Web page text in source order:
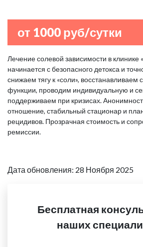
от 1000 руб/сутки
Лечение солевой зависимости в клинике
начинается с безопасного детокса и
снижаем тягу к «соли», восстанавливаем
функции, проводим индивидуальную и
поддерживаем при кризисах.
отношение, стабильный стационар и
рецидивов. Прозрачная стоимость и
ремиссии.
Дата обновления: 28 Ноября 2025
Бесплатная
наших